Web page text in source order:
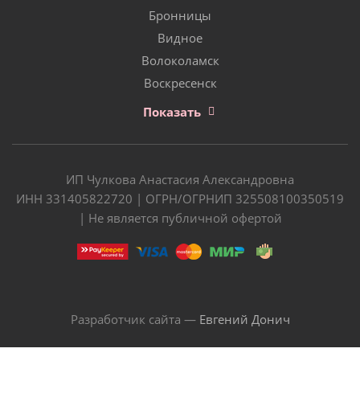
Бронницы
Видное
Волоколамск
Воскресенск
Показать
ИП Чулкова Анастасия Александровна
ИНН 331405822720 | ОГРН/ОГРНИП 325508100350519
| Не является публичной офертой
Разработчик сайта — Евгений Донич